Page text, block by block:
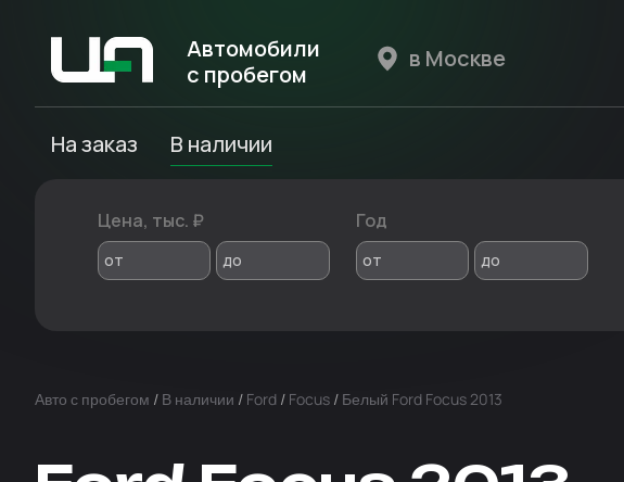
Автомобили
с пробегом
На заказ В наличии
Цена, тыс. ₽
от до
Год
от до
Авто с пробегом / В наличии / Ford / Focus / Белый Ford Focus 2013